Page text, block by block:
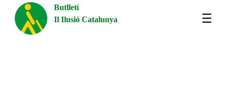
Butlletí
Il Ilusió Catalunya